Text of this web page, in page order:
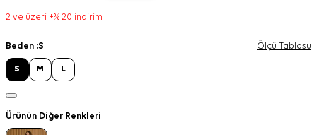
2 ve üzeri +% 20 indirim
Beden :S Ölçü Tablosu
S M L
Ürünün Diğer Renkleri